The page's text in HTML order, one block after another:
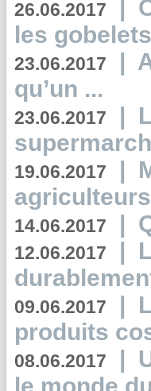
26.06.2017 |
les
23.06.2017 |
qu’un ...
23.06.2017 |
19.06.2017 |
14.06.2017 |
12.06.2017 |
09.06.2017 |
produits
08.06.2017 |